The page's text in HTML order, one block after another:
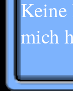
Keine
mich